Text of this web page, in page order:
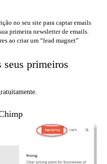
no seu site para captar emails
primeira newsletter de emails.
ao criar um “lead magnet”
seus primeiros